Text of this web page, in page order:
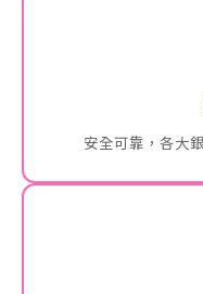
安全可靠，各大